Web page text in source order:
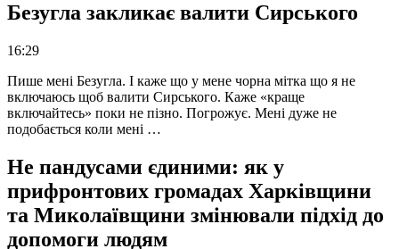
Безугла закликає валити Сирського
16:29
Пише мені Безугла. І каже що у мене чорна мітка що я не
включаюсь щоб валити Сирського. Каже «краще
включайтесь» поки не пізно. Погрожує. Мені дуже не
подобається коли мені …
Не пандусами єдиними: як у
прифронтових громадах Харківщини
та Миколаївщини змінювали підхід до
допомоги людям